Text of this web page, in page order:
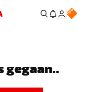
gegaan..